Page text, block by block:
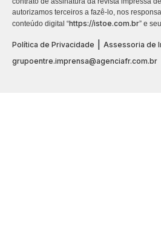
autorizamos terceiros a fazê-lo, nos
conteúdo digital “https://istoe.com.br” e
Política de Privacidade
Assessoria de
grupoentre.imprensa@agenciafr.com.br